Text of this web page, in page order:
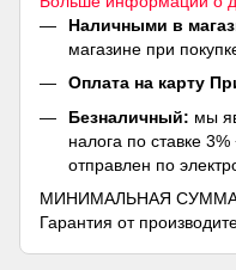
Наличными в
магазине при
Оплата на карту
Безналичный: мы
налога по ставке
отправлен по
МИНИМАЛЬНАЯ СУММА
Гарантия от